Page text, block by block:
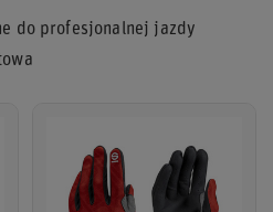
do profesjonalnej jazdy